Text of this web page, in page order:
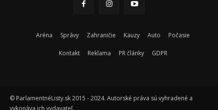
Aréna Správy Zahraničie Kauzy Auto Počasie
Kontakt Reklama PR články GDPR
© ParlamentnéListy.sk 2015 - 2024. Autorské práva sú vyhradené a
vykonáva ich vydavateľ.